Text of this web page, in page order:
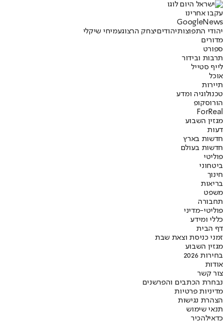
עקבו אחרינו
Googl eNews
יהודי התפוצותיהודיםיצחק הרצוגעמיחי שיקלי
מדורים
ספורט
תרבות ובידור
לייף סטייל
אוכל
תיירות
טכנולוגיה ומדע
הורוסקופ
ForReal
מגזין השבוע
דעות
חדשות בארץ
חדשות בעולם
פוליטי
ביטחוני
חינוך
בריאות
משפט
תחבורה
פוליטי-מדיני
כללי ומידע
דף הבית
זמני כניסת וצאת שבת
מגזין השבוע
בחירות 2026
אודות
צור קשר
נבחרת הכתבים והפרשנים
מדיניות פרטיות
הצהרת נגישות
תנאי שימוש
כדאילהכיר